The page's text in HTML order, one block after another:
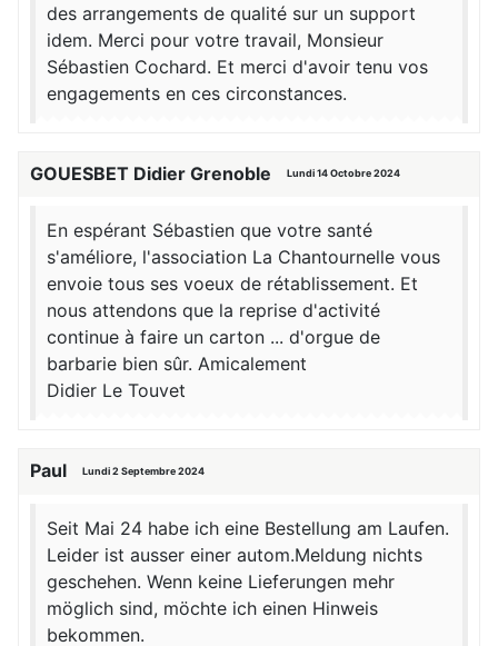
des arrangements de qualité sur un support
idem. Merci pour votre travail, Monsieur
Sébastien Cochard. Et merci d'avoir tenu vos
engagements en ces circonstances.
GOUESBET Didier Grenoble Lundi 14 Octobre 2024
En espérant Sébastien que votre santé
s'améliore, l'association La Chantournelle vous
envoie tous ses voeux de rétablissement. Et
nous attendons que la reprise d'activité
continue à faire un carton ... d'orgue de
barbarie bien sûr. Amicalement
Didier Le Touvet
Paul Lundi 2 Septembre 2024
Seit Mai 24 habe ich eine Bestellung am Laufen.
Leider ist ausser einer autom.Meldung nichts
geschehen. Wenn keine Lieferungen mehr
möglich sind, möchte ich einen Hinweis
bekommen.